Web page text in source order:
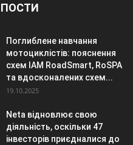
ПОСТИ
Поглиблене навчання
мотоциклістів: пояснення
схем IAM RoadSmart, RoSPA
та вдосконалених схем...
19.10.2025
Neta відновлює свою
діяльність, оскільки 47
інвесторів приєдналися до